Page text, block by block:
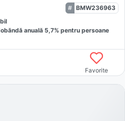
BMW236963
anuală 5,7% pentru persoane
Favorite